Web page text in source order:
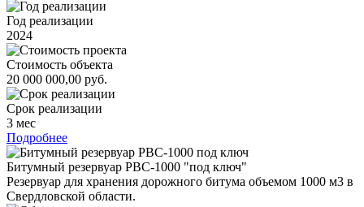
Год реализации
2024
Стоимость объекта
20 000 000,00 руб.
Срок реализации
3 мес
Подробнее
Битумный резервуар РВС-1000 "под ключ"
Резервуар для хранения дорожного битума объемом 1000 м3 в
Свердловской области.